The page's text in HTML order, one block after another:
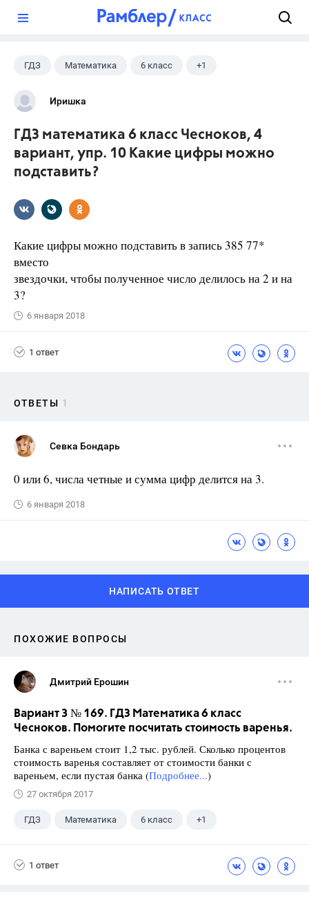
ГДЗ Математика 6 класс +1
Чесноков А.С.
Иришка
ГДЗ математика 6 класс Чесноков, 4
вариант, упр. 10 Какие цифры можно
подставить?
Какие цифры можно подставить в запись 385 77*
вместо
звездочки, чтобы полученное число делилось на 2 и на
3?
6 января 2018
1 ответ
ОТВЕТЫ 1
Севка Бондарь
0 или 6, числа четные и сумма цифр делится на 3.
6 января 2018
НАПИСАТЬ ОТВЕТ
ПОХОЖИЕ ВОПРОСЫ
Дмитрий Ерошин
Вариант 3 № 169. ГДЗ Математика 6 класс
Чесноков. Помогите посчитать стоимость варенья.
Банка с вареньем стоит 1,2 тыс. рублей. Сколько процентов
стоимость варенья составляет от стоимости банки с
вареньем, если пустая банка (Подробнее...)
27 октября 2017
ГДЗ Математика 6 класс +1
1 ответ